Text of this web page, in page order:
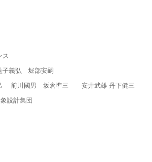
義弘 堀部安嗣
前川國男 坂倉準三 安井武雄 丹下健三
設計集団